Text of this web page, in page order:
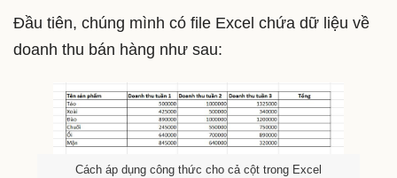
Đầu tiên, chúng mình có file Excel chứa dữ liệu về
doanh thu bán hàng như sau:
Cách áp dụng công thức cho cả cột trong Excel